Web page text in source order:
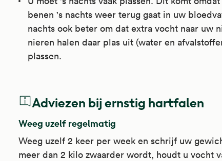
benen 's nachts weer terug gaat in uw
nachts ook beter om dat extra vocht naar uw
nieren halen daar plas uit (water en
plassen.
Adviezen bij ernstig hartfalen
Weeg uzelf regelmatig
Weeg uzelf 2 keer per week en schrijf uw
meer dan 2 kilo zwaarder wordt, houdt u vocht